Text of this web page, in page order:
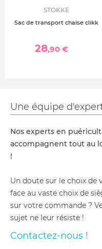
STOKKE
Sac de transport chaise clikk
28,90 €
Une équipe
Nos experts en
accompagnent tout au
!
Un doute sur le choix de
face au vaste choix de
sur votre commande ?
sujet ne leur résiste !
Contactez-nous !